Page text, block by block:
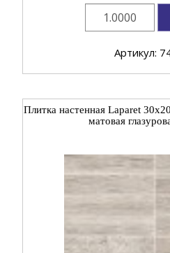
Артикул:
Плитка настенная Laparet
матовая